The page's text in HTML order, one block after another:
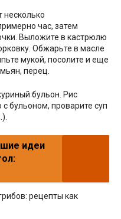
несколько
час, затем
Выложите в кастрюлю
Обжарьте в масле
мукой, посолите и еще
перец.
бульон. Рис
бульоном, проварите суп
идеи